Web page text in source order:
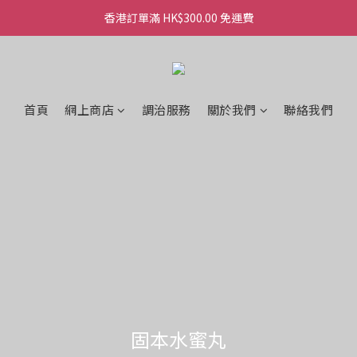
香港訂單滿 HK$300.00 免運費
香港訂單滿 HK$300.00 免運費
首頁 網上商店 調治服務 關於我們 聯絡我們
體內潔淨